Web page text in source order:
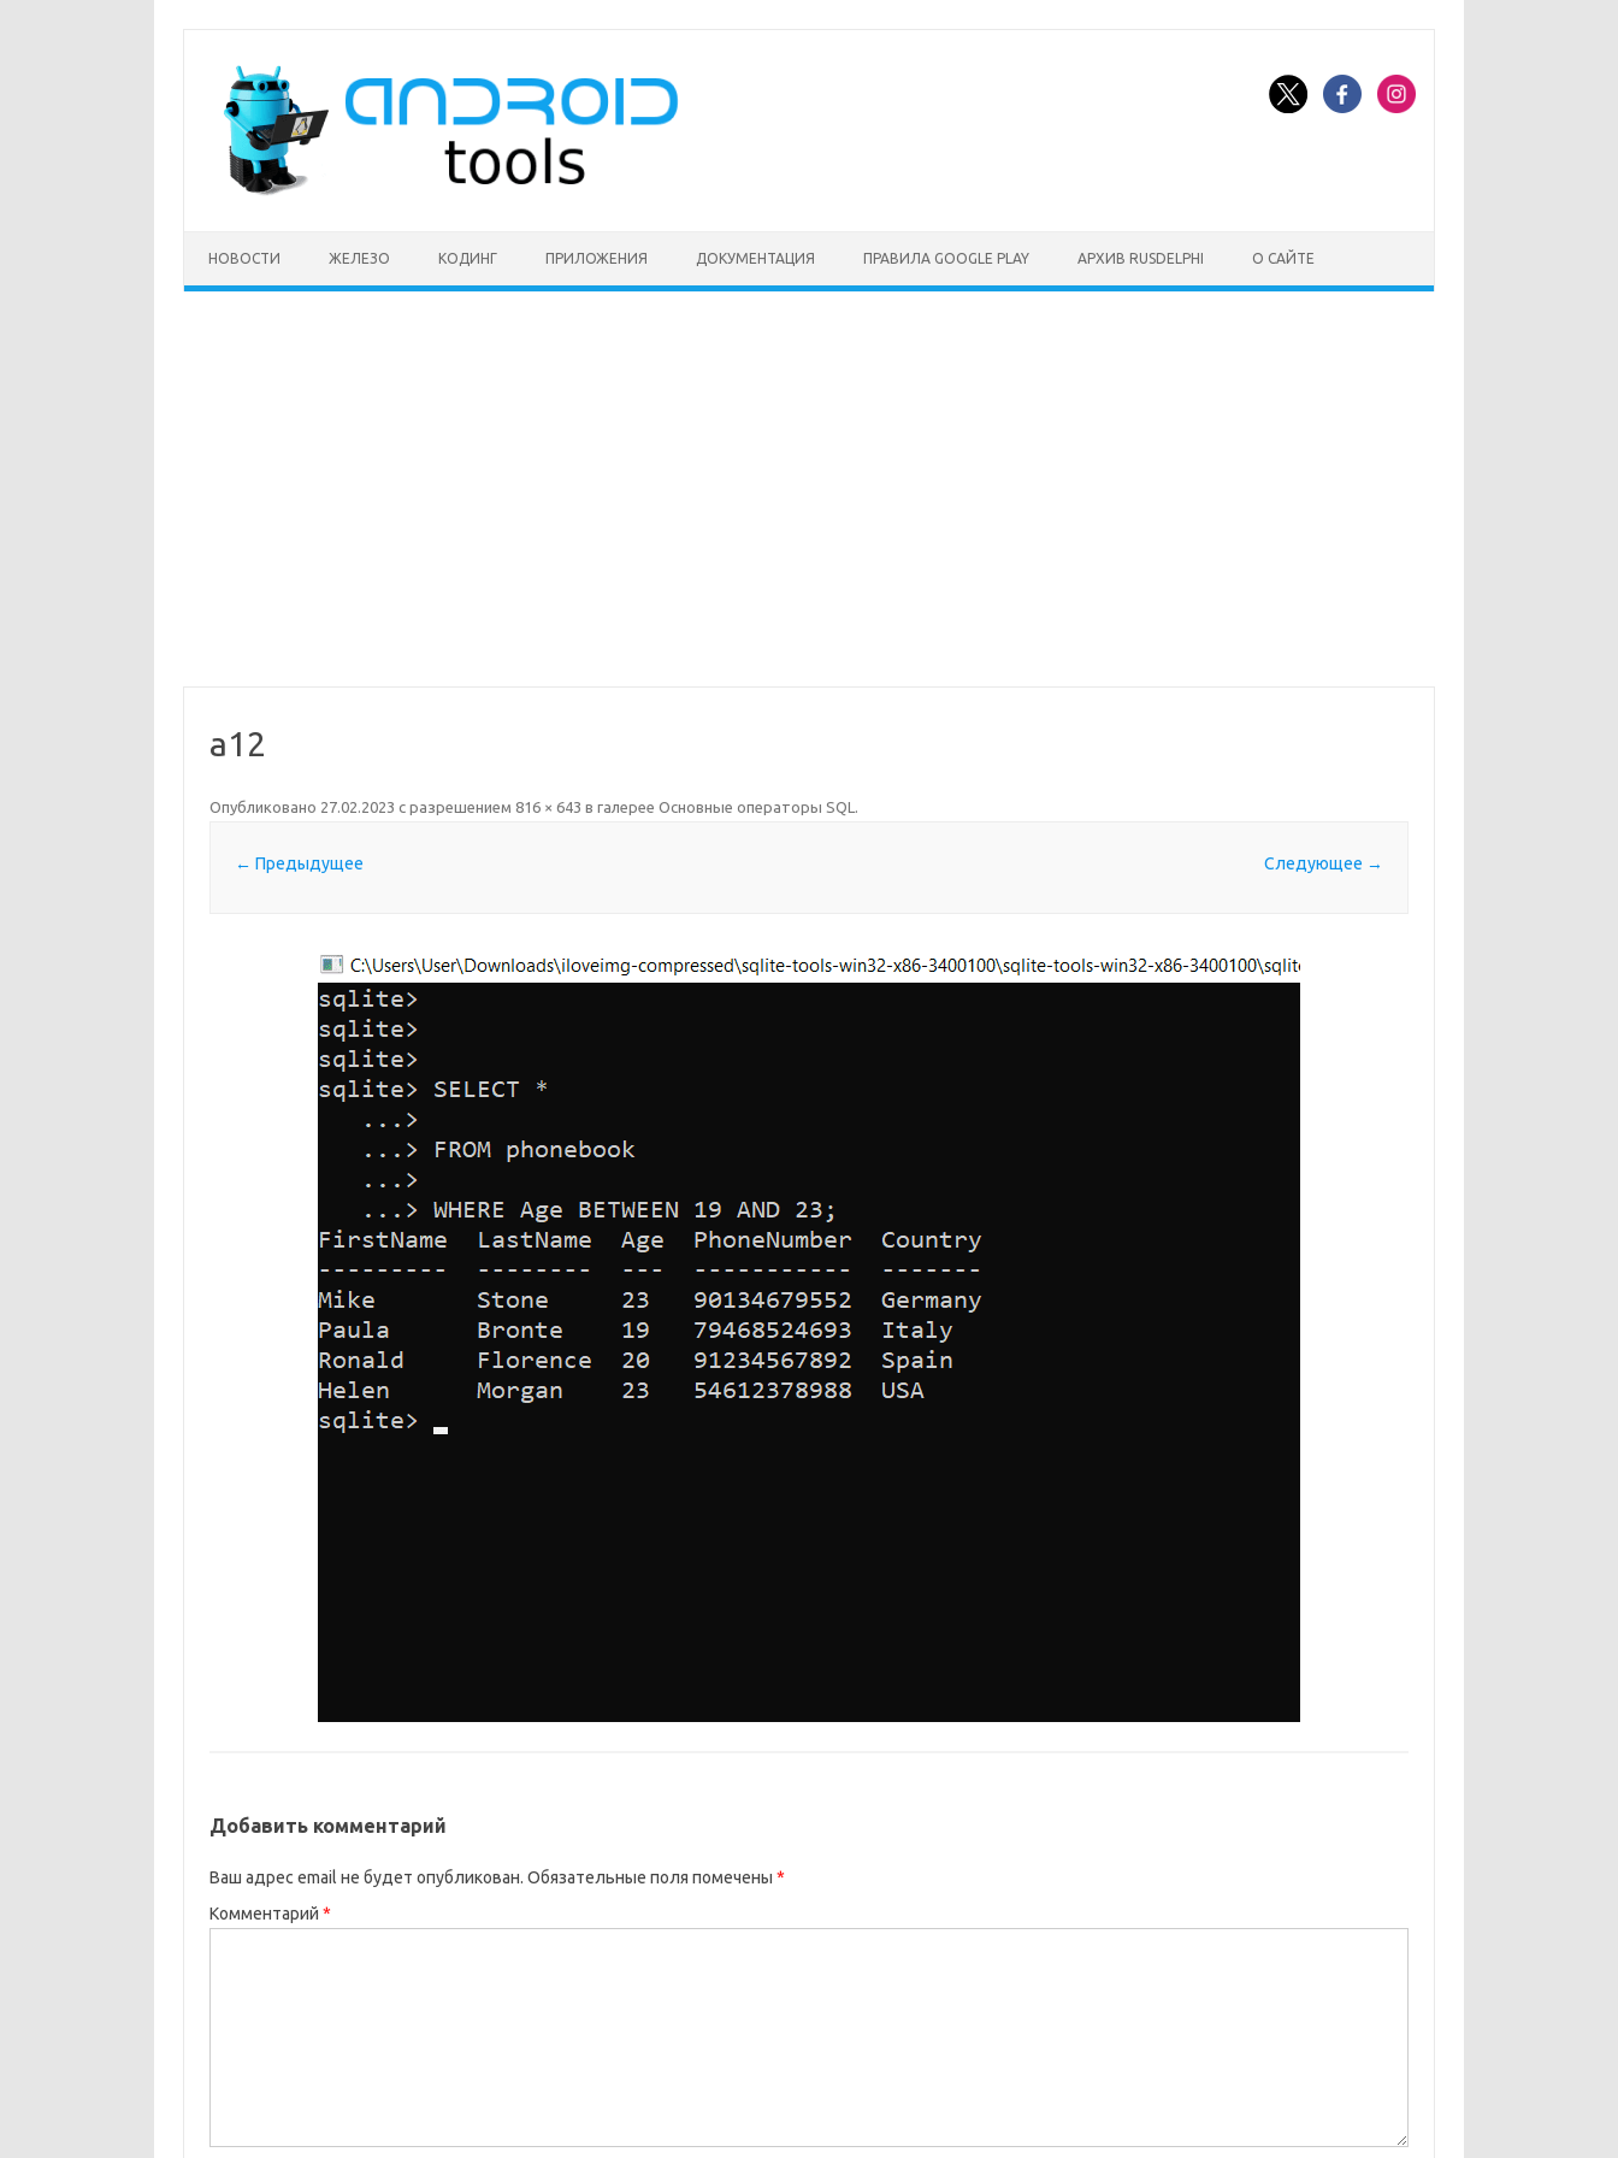
содержимому
НОВОСТИ ЖЕЛЕЗО КОДИНГ ПРИЛОЖЕНИЯ ДОКУМЕНТАЦИЯ ПРАВИЛА GOOGLE PLAY АРХИВ RUSDELPHI О САЙТЕ
a12
Опубликовано 27.02.2023 с разрешением 816 × 643 в галерее Основные операторы SQL .
← Предыдущее Следующее →
Добавить комментарий
Ваш адрес email не будет опубликован. Обязательные поля помечены *
Комментарий *